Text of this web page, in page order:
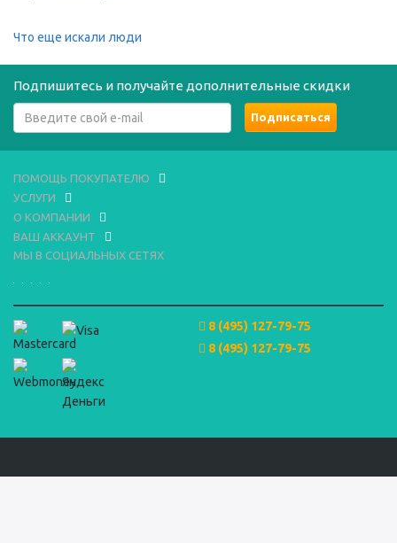
Что еще искали люди
Подпишитесь и получайте дополнительные скидки
ПОМОЩЬ ПОКУПАТЕЛЮ
УСЛУГИ
О КОМПАНИИ
ВАШ АККАУНТ
МЫ В СОЦИАЛЬНЫХ СЕТЯХ
8 (495) 127-79-75
8 (495) 127-79-75